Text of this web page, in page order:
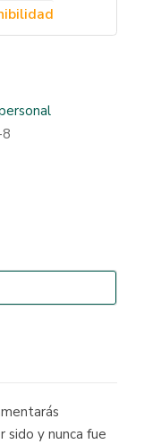
sido y nunca fue